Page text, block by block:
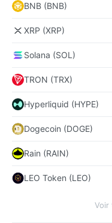
BNB (BNB)
XRP (XRP)
Solana (SOL)
TRON (TRX)
Hyperliquid (HYPE)
Dogecoin (DOGE)
Rain (RAIN)
LEO Token (LEO)
Voir